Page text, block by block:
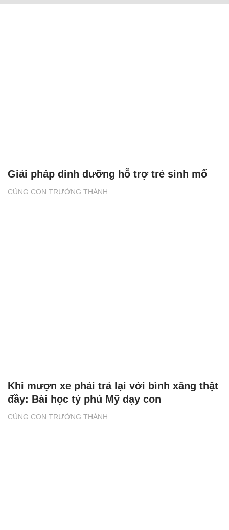
CÙNG CON TRƯỞNG THÀNH
Giải pháp dinh dưỡng hỗ trợ trẻ sinh mổ
CÙNG CON TRƯỞNG THÀNH
Khi mượn xe phải trả lại với bình xăng thật
đầy: Bài học tỷ phú Mỹ dạy con